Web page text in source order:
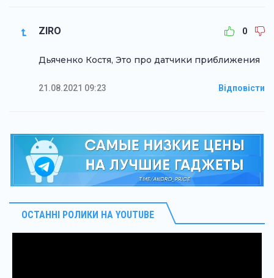
ZIRO 0
Дьяченко Костя, Это про датчики приближения
21.08.2021 09:23 Відповісти
ОСТАННІ РОЛИКИ НА YOUTUBE